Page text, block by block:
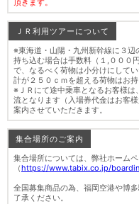
頂きます。
ＪＲ利用ツアーについて
※東海道・山陽・九州新幹線に３
持ち込む場合は手数料（１,０００
で、なるべく荷物は小分けにして
計が２５０ｃｍを超える荷物はお持
※ＪＲにて途中乗車となるお客様
流となります（入場券代金はお客
案内させていただきます。
集合場所のご案内
集合場所については、弊社ホーム
（https://www.tabix.co.jp/
全国募集商品の為、福岡空港や博
了承ください。